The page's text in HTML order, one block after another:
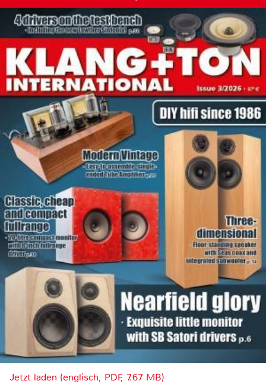
Jetzt laden (englisch, PDF, 7.67 MB)